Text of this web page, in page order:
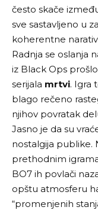
često skače
sve sastavljeno u
koherentne
Radnja se oslanja
iz Black Ops
serijala mrtvi. Igra
blago rečeno
njihov povratak
Jasno je da su
nostalgija publike.
prethodnim
BO7 ih povlači
opštu atmosferu
“promenjenih